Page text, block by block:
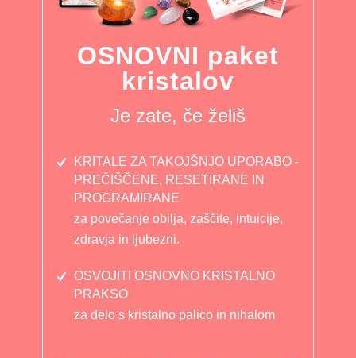
OSNOVNI paket
kristalov
Je zate, če želiš
KRITALE ZA TAKOJŠNJO UPORABO -
PREČIŠČENE, RESETIRANE IN
PROGRAMIRANE
za povečanje obilja, zaščite, intuicije,
zdravja in ljubezni.
OSVOJITI OSNOVNO KRISTALNO
PRAKSO
za delo s kristalno palico in nihalom